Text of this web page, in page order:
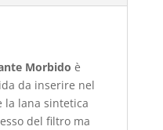
Morbido è
da inserire nel
la lana sintetica
del filtro ma